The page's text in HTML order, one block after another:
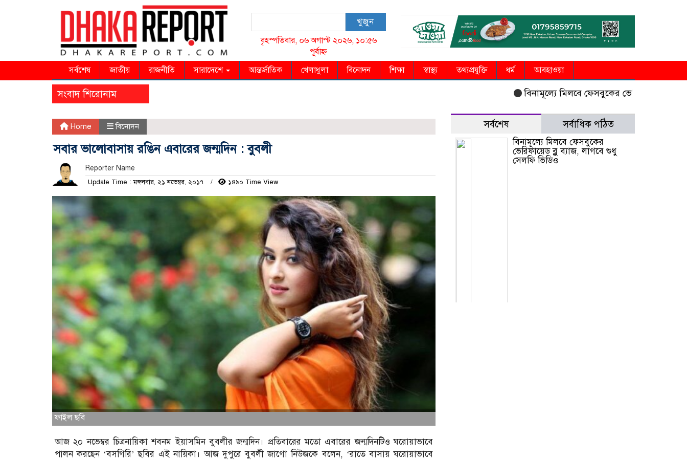
খুজুন
বৃহস্পতিবার, ০৬ অগাস্ট ২০২৬, ১০:৫৬
পূর্বাহ্ন
সর্বশেষ
জাতীয় রাজনীতি সারাদেশে আন্তর্জাতিক খেলাধুলা বিনোদন শিক্ষা স্বাস্থ্য তথ্যপ্রযুক্তি ধর্ম আবহাওয়া
সংবাদ শিরোনাম বিনামূল্যে মিলবে ফেসবুকের ভেরিফায়েড ব্লু ব্যাজ,
Home বিনোদন
সবার ভালোবাসায় রঙিন এবারের জন্মদিন : বুবলী
Reporter Name
Update Time : মঙ্গলবার, ২১ নভেম্বর, ২০১৭ ১৪৯০ Time View
ফাইল ছবি
আজ ২০ নভেম্বর চিত্রনায়িকা শবনম ইয়াসমিন বুবলীর জন্মদিন। প্রতিবারের মতো এবারের জন্মদিনটিও ঘরোয়াভাবে
পালন করছেন ‌‘বসগিরি’ ছবির এই নায়িকা। আজ দুপুরে বুবলী জাগো নিউজকে বলেন, ‘রাতে বাসায় ঘরোয়াভাবে
সর্বশেষ সর্বাধিক পঠিত
বিনামূল্যে মিলবে ফেসবুকের
ভেরিফায়েড ব্লু ব্যাজ, লাগবে শুধু
সেলফি ভিডিও